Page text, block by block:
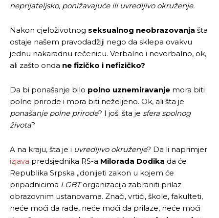
neprijateljsko, ponižavajuće ili uvredljivo okruženje.
Nakon cjeloživotnog seksualnog neobrazovanja šta
ostaje našem pravodadžiji nego da sklepa ovakvu
jednu nakaradnu rečenicu. Verbalno i neverbalno, ok,
ali zašto onda ne fizičko i nefizičko?
Da bi ponašanje bilo polno uznemiravanje mora biti
polne prirode i mora biti neželjeno. Ok, ali šta je
ponašanje polne prirode? I još: šta je sfera spolnog
života?
A na kraju, šta je i uvredljivo okruženje? Da li naprimjer
izjava predsjednika RS-a Milorada Dodika da će
Republika Srpska „donijeti zakon u kojem će
pripadnicima LGBTorganizacija zabraniti prilaz
obrazovnim ustanovama. Znači, vrtići, škole, fakulteti,
neće moći da rade, neće moći da prilaze, neće moći